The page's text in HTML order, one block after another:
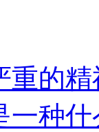
重的
一种